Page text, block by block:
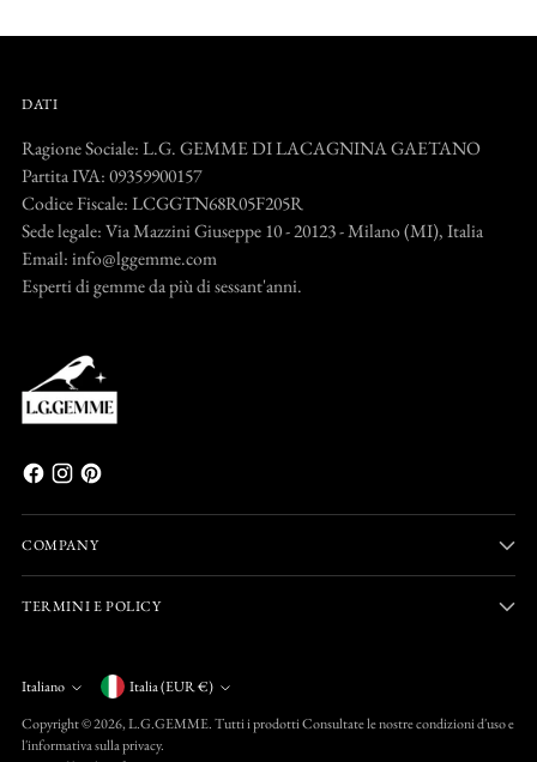
DATI
Ragione Sociale: L.G. GEMME DI LACAGNINA GAETANO
Partita IVA: 09359900157
Codice Fiscale: LCGGTN68R05F205R
Sede legale: Via Mazzini Giuseppe 10 - 20123 - Milano (MI), Italia
Email: info@lggemme.com
Esperti di gemme da più di sessant'anni.
COMPANY
TERMINI E POLICY
Lingua
Italiano Valuta
Italia (EUR €)
Copyright © 2026,L.G.GEMME. Tutti i prodotti Consultate le nostre condizioni d'uso e
l'informativa sulla privacy.